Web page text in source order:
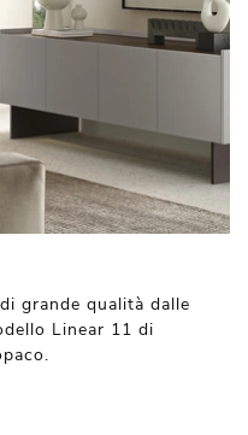
grande qualità dalle
Linear 11 di